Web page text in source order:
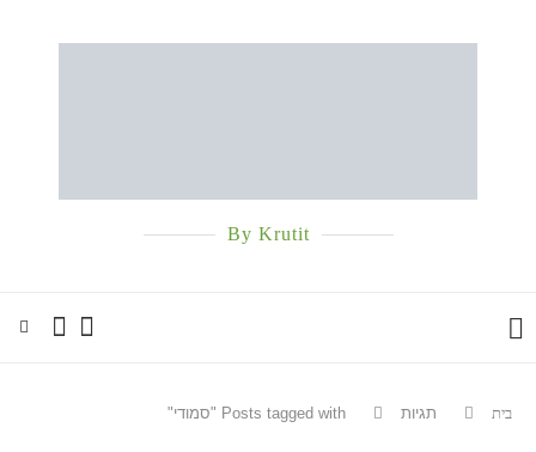
By Krutit
בית תגיות Posts tagged with "סמודי"